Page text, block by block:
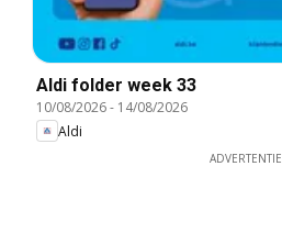
Aldi folder week 33
10/08/2026- 14/08/2026
Aldi
ADVERTENTIE